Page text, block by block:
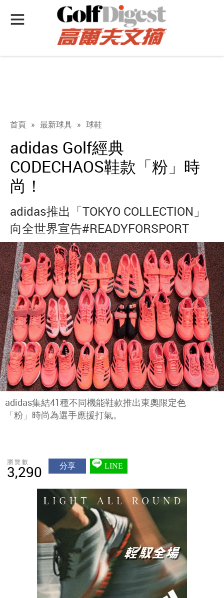
首頁 » 最新球具 » 球鞋
adidas Golf經典
CODECHAOS鞋款「粉」時
尚！
adidas推出「TOKYO COLLECTION」
向全世界宣告#READYFORSPORT
adidas集結41種不同機能鞋款推出東奧限定色
「粉」時尚為選手應援打氣。
瀏覽數
3,290 分享 LINE